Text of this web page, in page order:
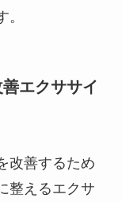
エクササイ
改善するため
整えるエクサ